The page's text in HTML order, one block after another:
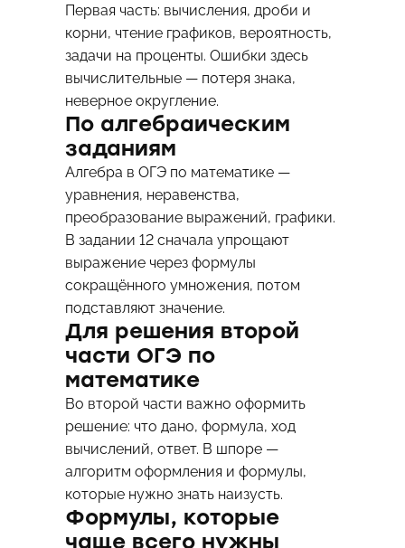
Первая часть: вычисления, дроби и
корни, чтение графиков, вероятность,
задачи на проценты. Ошибки здесь
вычислительные — потеря знака,
неверное округление.
По алгебраическим
заданиям
Алгебра в ОГЭ по математике —
уравнения, неравенства,
преобразование выражений, графики.
В задании 12 сначала упрощают
выражение через формулы
сокращённого умножения, потом
подставляют значение.
Для решения второй
части ОГЭ по
математике
Во второй части важно оформить
решение: что дано, формула, ход
вычислений, ответ. В шпоре —
алгоритм оформления и формулы,
которые нужно знать наизусть.
Формулы, которые
чаще всего нужны